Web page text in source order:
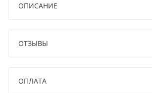
ОПИСАНИЕ
ОТЗЫВЫ
ОПЛАТА